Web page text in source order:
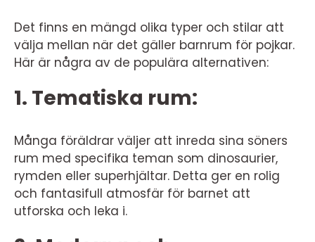
Det finns en mängd olika typer och stilar att
välja mellan när det gäller barnrum för pojkar.
Här är några av de populära alternativen:
1. Tematiska rum:
Många föräldrar väljer att inreda sina söners
rum med specifika teman som dinosaurier,
rymden eller superhjältar. Detta ger en rolig
och fantasifull atmosfär för barnet att
utforska och leka i.